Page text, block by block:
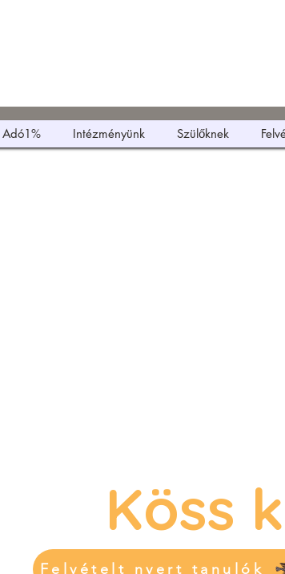
Adó1% Intézményünk Szülőknek
Köss
Felvételt nyert tanulók